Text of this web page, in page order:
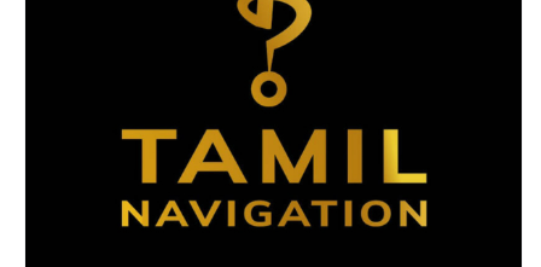
Tamil Navigation
Travel Vloggers